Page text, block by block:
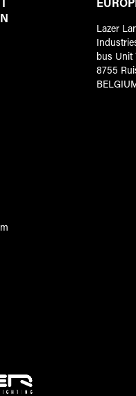
Lazer
bus Unit
8755